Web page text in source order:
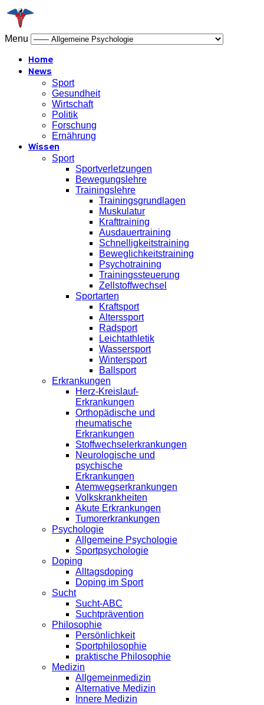
Menu
Home
News
Sport
Gesundheit
Wirtschaft
Politik
Forschung
Ernährung
Wissen
Sport
Sportverletzungen
Bewegungslehre
Trainingslehre
Trainingsgrundlagen
Muskulatur
Krafttraining
Ausdauertraining
Schnelligkeitstraining
Beweglichkeitstraining
Psychotraining
Trainingssteuerung
Zellstoffwechsel
Sportarten
Kraftsport
Alterssport
Radsport
Leichtathletik
Wassersport
Wintersport
Ballsport
Erkrankungen
Herz-Kreislauf-
Erkrankungen
Orthopädische und
rheumatische
Erkrankungen
Stoffwechselerkrankungen
Neurologische und
psychische
Erkrankungen
Atemwegserkrankungen
Volkskrankheiten
Akute Erkrankungen
Tumorerkrankungen
Psychologie
Allgemeine Psychologie
Sportpsychologie
Doping
Alltagsdoping
Doping im Sport
Sucht
Sucht-ABC
Suchtprävention
Philosophie
Persönlichkeit
Sportphilosophie
praktische Philosophie
Medizin
Allgemeinmedizin
Alternative Medizin
Innere Medizin